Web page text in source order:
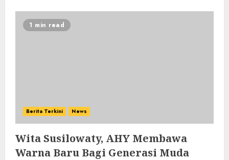
1 min read
Berita Terkini News
Wita Susilowaty, AHY Membawa
Warna Baru Bagi Generasi Muda